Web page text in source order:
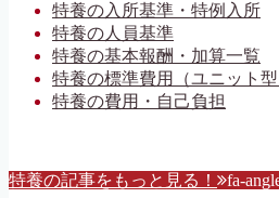
特養の入所基準・特例入所
特養の人員基準
特養の基本報酬・加算一覧
特養の標準費用（ユニット型
特養の費用・自己負担
特養の記事をもっと見る！ fa-